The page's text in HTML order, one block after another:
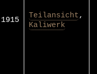
1915 Teilansicht,
Kaliwerk